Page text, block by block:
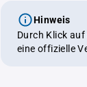
Hinweis
Durch Klick
eine offizielle